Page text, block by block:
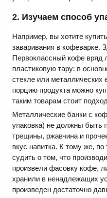
2. Изучаем способ
Например, вы хотите
заваривания в кофеварке.
Первоклассный кофе вряд
пластиковую тару: в
стекле или
порцию продукта можно
таким товарам стоит
Металлические банки с
упаковка) не должны быть
трещины, ржавчина и
вкус напитка. К тому же,
судить о том, что
произвели фасовку кофе,
хранили в ненадлежащих
произведен достаточно